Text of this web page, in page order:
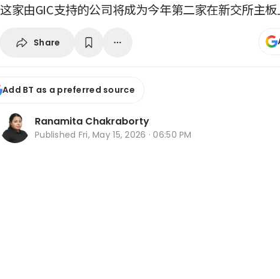
这家由GIC支持的公司将成为今年第二家在新交所主
Share
Add BT as a preferred source
Ranamita Chakraborty
Published Fri, May 15, 2026 · 06:50 PM